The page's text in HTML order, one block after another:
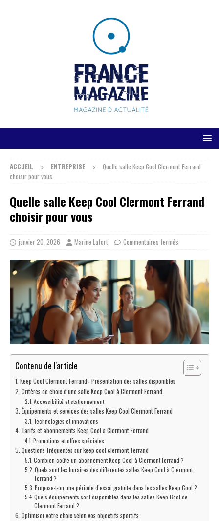
ACCUEIL ENTREPRISE
Quelle salle Keep Cool Clermont Ferrand
choisir pour vous
Quelle salle Keep Cool Clermont Ferrand
choisir pour vous
janvier 20, 2026 Marine Lafort Commentaires fermés
Contenu de l'article
Keep Cool Clermont Ferrand : Présentation des salles disponibles
Critères de choix d’une salle Keep Cool à Clermont Ferrand
Accessibilité et stationnement
Équipements et services des salles Keep Cool Clermont Ferrand
Technologies et innovations
Tarifs et abonnements Keep Cool à Clermont Ferrand
Promotions et offres spéciales
Questions fréquentes sur keep cool clermont ferrand
Combien coûte un abonnement Keep Cool à Clermont Ferrand ?
Quels sont les horaires des différentes salles Keep Cool à Clermont
Ferrand ?
Propose-t-on une période d’essai gratuite dans les salles Keep Cool ?
Quels équipements sont disponibles dans les salles Keep Cool de
Clermont Ferrand ?
Optimiser votre choix selon vos objectifs sportifs